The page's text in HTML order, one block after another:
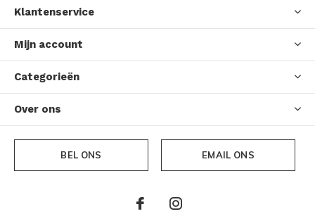
Klantenservice
Mijn account
Categorieën
Over ons
BEL ONS EMAIL ONS